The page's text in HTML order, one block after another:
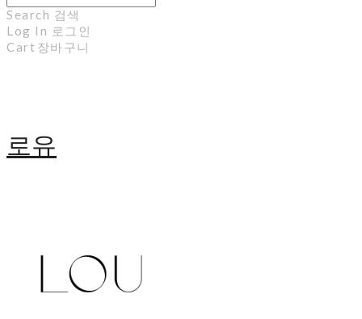
Search 검색
Log In 로그인
Cart 장바구니
로유